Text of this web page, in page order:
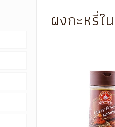
ผงกะหรี่ใ